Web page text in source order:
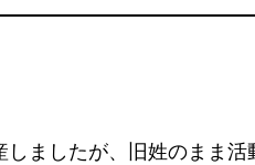
ましたが、旧姓のまま活